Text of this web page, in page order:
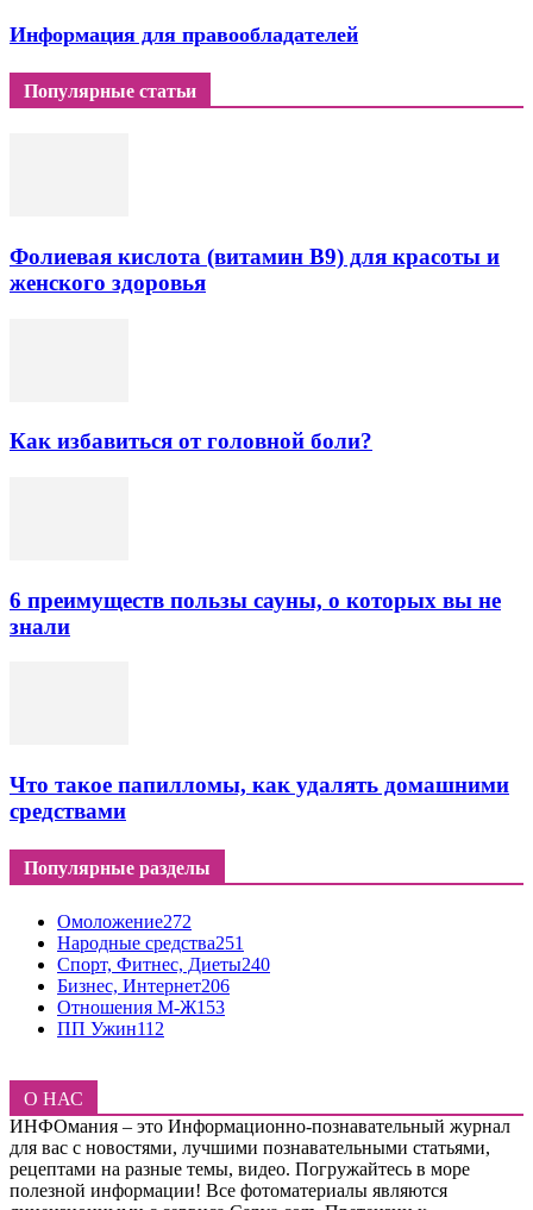
Информация для правообладателей
Популярные статьи
Фолиевая кислота (витамин В9) для красоты и
женского здоровья
Как избавиться от головной боли?
6 преимуществ пользы сауны, о которых вы не
знали
Что такое папилломы, как удалять домашними
средствами
Популярные разделы
Омоложение272
Народные средства251
Спорт, Фитнес, Диеты240
Бизнес, Интернет206
Отношения М-Ж153
ПП Ужин112
О НАС
ИНФОмания – это Информационно-познавательный журнал
для вас с новостями, лучшими познавательными статьями,
рецептами на разные темы, видео. Погружайтесь в море
полезной информации! Все фотоматериалы являются